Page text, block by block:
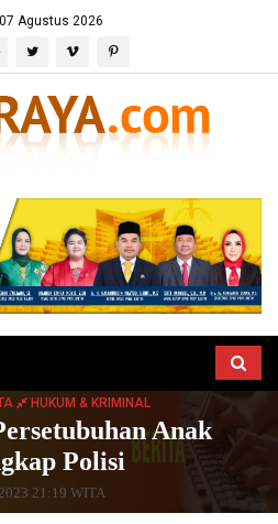
Agustus 2026
HUKUM & KRIMINAL
Anak
Polisi
21:19 WITA